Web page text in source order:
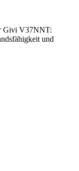
Givi V37NNT:
und